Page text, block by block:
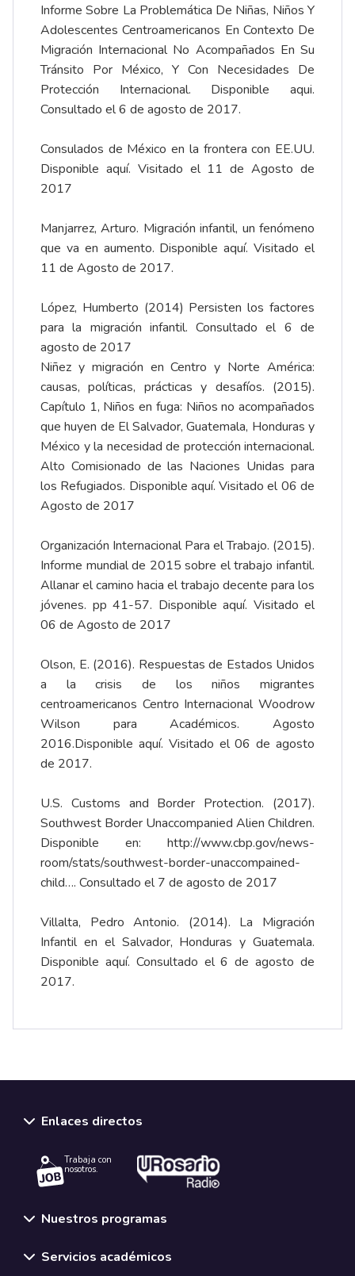
Informe Sobre La Problemática De Niñas, Niños Y
Adolescentes Centroamericanos En Contexto De
Migración Internacional No Acompañados En Su
Tránsito Por México, Y Con Necesidades De
Protección Internacional. Disponible aqui.
Consultado el 6 de agosto de 2017.
Consulados de México en la frontera con EE.UU.
Disponible aquí. Visitado el 11 de Agosto de
2017
Manjarrez, Arturo. Migración infantil, un fenómeno
que va en aumento. Disponibleaquí. Visitado el
11 de Agosto de 2017.
López, Humberto (2014) Persisten los factores
para la migración infantil. Consultado el 6 de
agosto de 2017
Niñez y migración en Centro y Norte América:
causas, políticas, prácticas y desafíos. (2015).
Capítulo 1, Niños en fuga: Niños no acompañados
que huyen de El Salvador, Guatemala, Honduras y
México y la necesidad de protección internacional.
Alto Comisionado de las Naciones Unidas para
los Refugiados. Disponible aquí. Visitado el 06 de
Agosto de 2017
Organización Internacional Para el Trabajo. (2015).
Informe mundial de 2015 sobre el trabajo infantil.
Allanar el camino hacia el trabajo decente para los
jóvenes. pp 41-57. Disponible aquí. Visitado el
06 de Agosto de 2017
Olson, E. (2016). Respuestas de Estados Unidos
a la crisis de los niños migrantes
centroamericanos Centro Internacional Woodrow
Wilson para Académicos. Agosto
2016.Disponible aquí. Visitado el 06 de agosto
de 2017.
U.S. Customs and Border Protection. (2017).
Southwest Border Unaccompanied Alien Children.
Disponible en: http://www.cbp.gov/news-
room/stats/southwest-border-unaccompained-
child…. Consultado el 7 de agosto de 2017
Villalta, Pedro Antonio. (2014). La Migración
Infantil en el Salvador, Honduras y Guatemala.
Disponible aquí. Consultado el 6 de agosto de
2017.
Enlaces directos
Trabaja con
nosotros.
Nuestros programas
Servicios académicos